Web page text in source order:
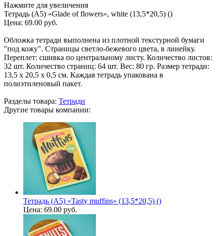
Нажмите для увеличения
Тетрадь (A5) «Glade of flowers», white (13,5*20,5) ()
Цена: 69.00 руб.
Обложка тетради выполнена из плотной текстурной бумаги
"под кожу". Страницы светло-бежевого цвета, в линейку.
Переплет: сшивка по центральному листу. Количество листов:
32 шт. Количество страниц: 64 шт. Вес: 80 гр. Размер тетради:
13,5 х 20,5 х 0,5 см. Каждая тетрадь упакована в
полиэтиленовый пакет.
Разделы товара: Тетради
Другие товары компании:
Тетрадь (A5) «Tasty muffins» (13,5*20,5) ()
Цена: 69.00 руб.